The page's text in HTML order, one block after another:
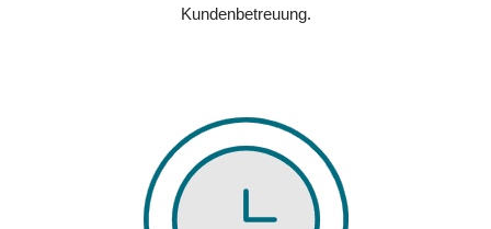
Kundenbetreuung.